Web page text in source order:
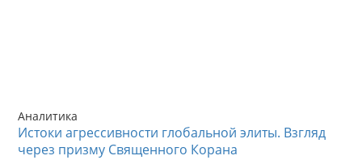
Аналитика
Истоки агрессивности глобальной элиты. Взгляд
через призму Священного Корана